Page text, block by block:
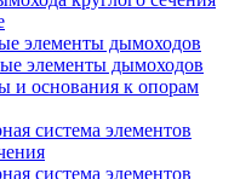
элементы дымоходов
элементы дымоходов
и основания к опорам
система элементов
система элементов